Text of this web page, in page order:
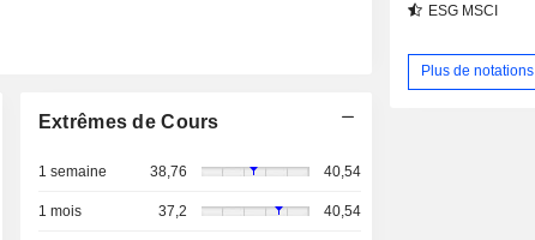
Extrêmes de Cours
1 semaine 38,76 40,54
1 mois 37,2 40,54
ESG MSCI
Plus de notations